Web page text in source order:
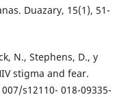
Duazary, 15(1), 51-
N., Stephens, D., y
stigma and fear.
s12110- 018-09335-